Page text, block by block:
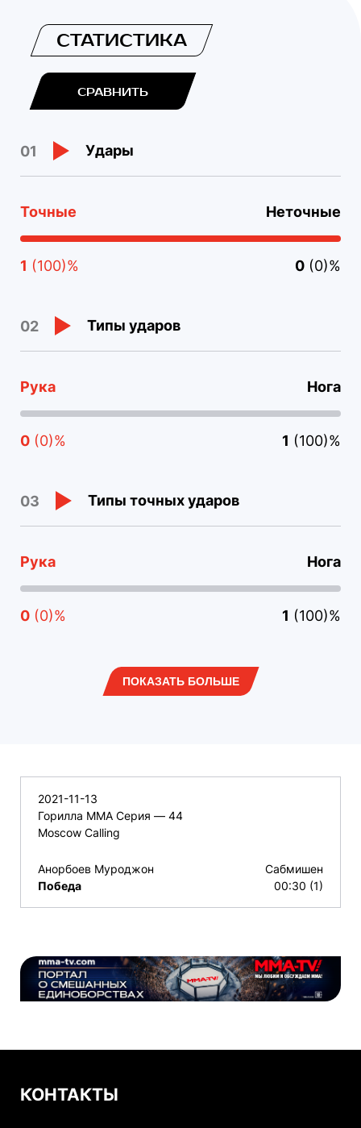
СТАТИСТИКА
СРАВНИТЬ
01 Удары
Точные Неточные
1 (100)% 0 (0)%
02 Типы ударов
Рука Нога
0 (0)% 1 (100)%
03 Типы точных ударов
Рука Нога
0 (0)% 1 (100)%
ПОКАЗАТЬ БОЛЬШЕ
2021-11-13
Горилла ММА Серия — 44
Moscow Calling
Анорбоев Муроджон
Победа
Сабмишен
00:30 (1)
КОНТАКТЫ